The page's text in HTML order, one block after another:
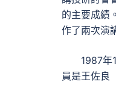
的主要成績
作了兩次演
1987年
員是王佐良